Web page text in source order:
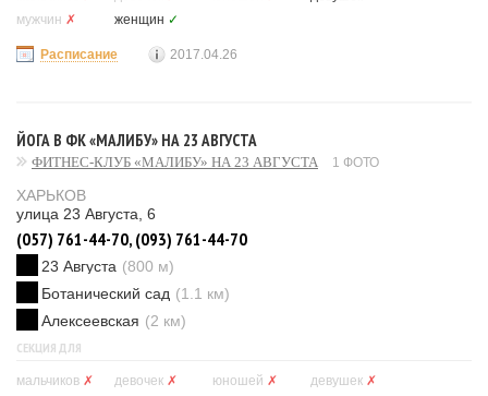
мужчин ✗ женщин ✓
Расписание 2017.04.26
ЙОГА В ФК «МАЛИБУ» НА 23 АВГУСТА
ФИТНЕС-КЛУБ «МАЛИБУ» НА 23 АВГУСТА 1 ФОТО
ХАРЬКОВ
улица 23 Августа, 6
(057) 761-44-70, (093) 761-44-70
23 Августа (800 м)
Ботанический сад (1.1 км)
Алексеевская (2 км)
СЕКЦИЯ ДЛЯ
мальчиков ✗ девочек ✗ юношей ✗ девушек ✗